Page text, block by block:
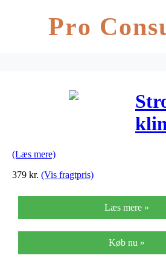
Pro
(Læs mere)
379 kr. (Vis fragtpris)
Læs mere »
Køb nu »